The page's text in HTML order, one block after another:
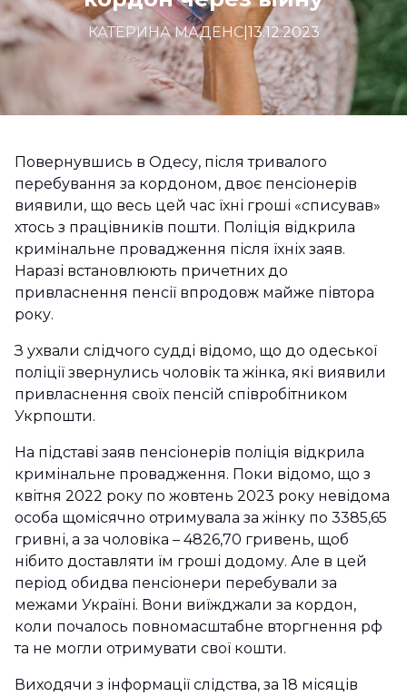
КАТЕРИНА МАДЕНС| 13.12.2023
Повернувшись в Одесу, після тривалого
перебування за кордоном, двоє пенсіонерів
виявили, що весь цей час їхні гроші «списував»
хтось з працівників пошти. Поліція відкрила
кримінальне провадження після їхніх заяв.
Наразі встановлюють причетних до
привласнення пенсії впродовж майже півтора
року.
З ухвали слідчого судді відомо, що до одеської
поліції звернулись чоловік та жінка, які виявили
привласнення своїх пенсій співробітником
Укрпошти.
На підставі заяв пенсіонерів поліція відкрила
кримінальне провадження. Поки відомо, що з
квітня 2022 року по жовтень 2023 року невідома
особа щомісячно отримувала за жінку по 3385,65
гривні, а за чоловіка – 4826,70 гривень, щоб
нібито доставляти їм гроші додому. Але в цей
період обидва пенсіонери перебували за
межами Україні. Вони виїжджали за кордон,
коли почалось повномасштабне вторгнення рф
та не могли отримувати свої кошти.
Виходячи з інформації слідства, за 18 місяців